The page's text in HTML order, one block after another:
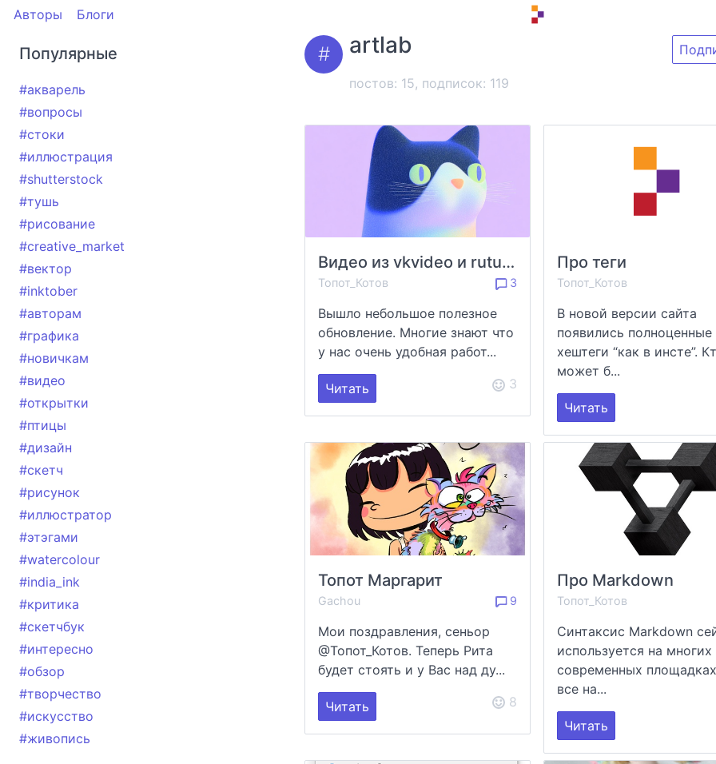
Авторы Блоги
Популярные
#акварель
#вопросы
#стоки
#иллюстрация
#shutterstock
#тушь
#рисование
#creative_market
#вектор
#inktober
#авторам
#графика
#новичкам
#видео
#открытки
#птицы
#дизайн
#скетч
#рисунок
#иллюстратор
#этэгами
#watercolour
#india_ink
#критика
#скетчбук
#интересно
#обзор
#творчество
#искусство
#живопись
artlab
постов: 15, подписок: 119
Видео из vkvideo и rutube
Топот_Котов 3
Вышло небольшое полезное
обновление. Многие знают что
у нас очень удобная работ...
Читать 3
Про теги
Топот_Котов
В новой версии сайта
появились полноценные
хештеги “как в инсте”.
может б...
Читать
Топот Маргарит
Gachou 9
Мои поздравления, сеньор
@Топот_Котов. Теперь Рита
будет стоять и у Вас над ду...
Читать 8
Про Markdown
Топот_Котов
Синтаксис Markdown
используется на многих
современных
все на...
Читать